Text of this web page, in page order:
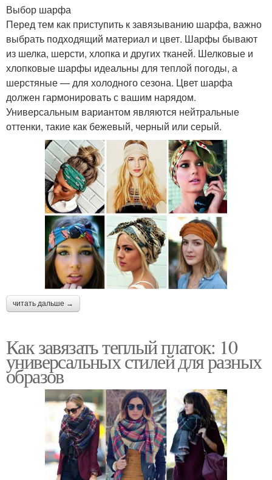
Выбор шарфа
Перед тем как приступить к завязыванию шарфа, важно
выбрать подходящий материал и цвет. Шарфы бывают
из шелка, шерсти, хлопка и других тканей. Шелковые и
хлопковые шарфы идеальны для теплой погоды, а
шерстяные — для холодного сезона. Цвет шарфа
должен гармонировать с вашим нарядом.
Универсальным вариантом являются нейтральные
оттенки, такие как бежевый, черный или серый.
читать дальше →
Как завязать теплый платок: 10
универсальных стилей для разных
образов